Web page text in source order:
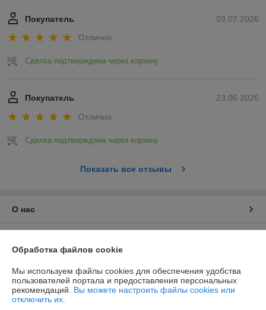
03.07.2026
Покупатель
Отлично
Сделка подтверждена через корзину
23.06.2026
Покупатель
Отлично
Сделка подтверждена через корзину
Показать все отзывы
О нас
График работы
Обработка файлов cookie
Мы используем файлы cookies для обеспечения удобства
пользователей портала и предоставления персональных
рекомендаций. Вы можете настроить файлы cookies или
отключить их.